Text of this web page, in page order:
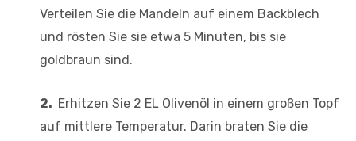
Verteilen Sie die Mandeln auf einem Backblech
und rösten Sie sie etwa 5 Minuten, bis sie
goldbraun sind.
2. Erhitzen Sie 2 EL Olivenöl in einem großen Topf
auf mittlere Temperatur. Darin braten Sie die